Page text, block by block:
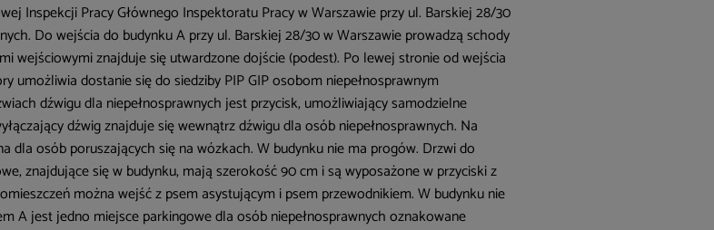
Inspekcji Pracy Głównego Inspektoratu Pracy w Warszawie przy ul. Barskiej 28/30
Do wejścia do budynku A przy ul. Barskiej 28/30 w Warszawie prowadzą schody
wejściowymi znajduje się utwardzone dojście (podest). Po lewej stronie od wejścia
umożliwia dostanie się do siedziby PIP GIP osobom niepełnosprawnym
dźwigu dla niepełnosprawnych jest przycisk, umożliwiający samodzielne
dźwig znajduje się wewnątrz dźwigu dla osób niepełnosprawnych. Na
dla osób poruszających się na wózkach. W budynku nie ma progów. Drzwi do
znajdujące się w budynku, mają szerokość 90 cm i są wyposażone w przyciski z
można wejść z psem asystującym i psem przewodnikiem. W budynku nie
A jest jedno miejsce parkingowe dla osób niepełnosprawnych oznakowane